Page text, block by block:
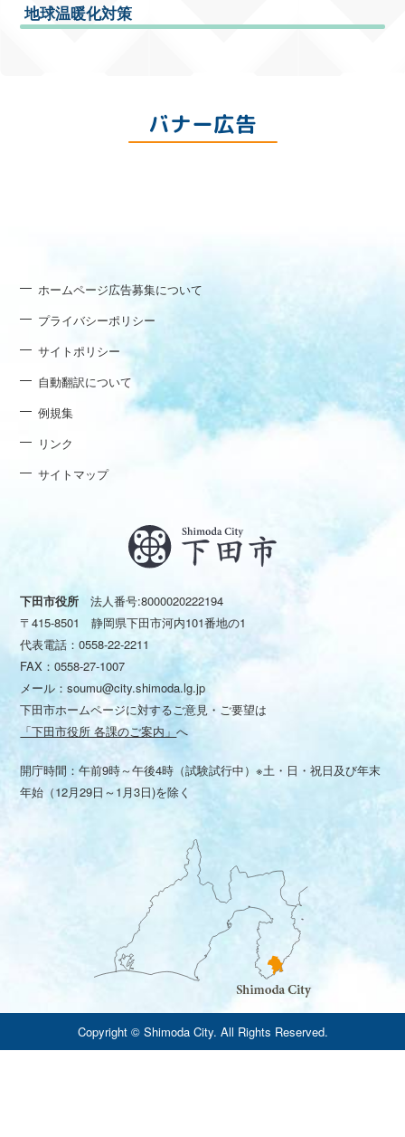
地球温暖化対策
バナー広告
ホームページ広告募集について
プライバシーポリシー
サイトポリシー
自動翻訳について
例規集
リンク
サイトマップ
下田市役所 法人番号:8000020222194
〒415-8501 静岡県下田市河内101番地の1
代表電話：0558-22-2211
FAX：0558-27-1007
メール：soumu@city.shimoda.lg.jp
下田市ホームページに対するご意見・ご要望は
「下田市役所 各課のご案内」へ
開庁時間：午前9時～午後4時（試験試行中）※土・日・祝日及び年末
年始（12月29日～1月3日)を除く
Copyright © Shimoda City. All Rights Reserved.